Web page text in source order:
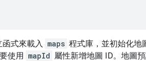
式來載入 maps 程式庫，並初始化地
使用 mapId 屬性新增地圖 ID。地圖